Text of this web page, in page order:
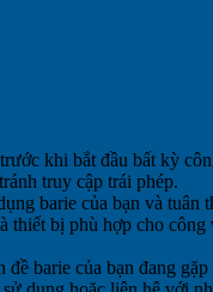
khi bắt đầu bất kỳ
truy cập trái phép.
barie của bạn và tuân
thiết bị phù hợp cho công
barie của bạn đang gặp